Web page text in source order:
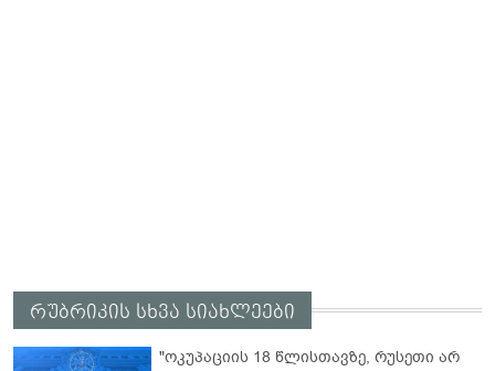
რუბრიკის სხვა სიახლეები
"ოკუპაციის 18 წლისთავზე, რუსეთი არ